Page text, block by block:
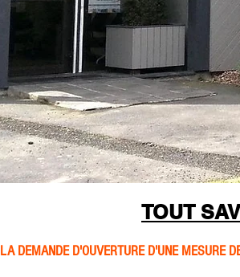
TOUT
LA DEMANDE D'OUVERTURE D'UNE MESURE